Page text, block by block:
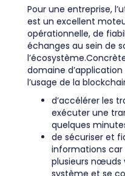
Pour une entreprise,
est un excellent
opérationnelle, de
échanges au sein de
domaine
l’usage de la
d’accélérer les
exécuter une
quelques
de sécuriser et
informations car
plusieurs nœuds
système et se